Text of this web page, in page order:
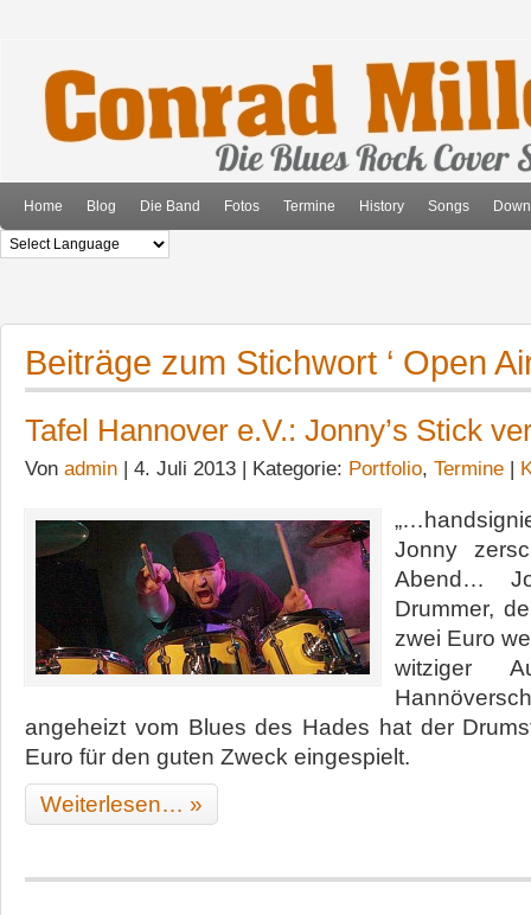
Home Blog Die Band Fotos Termine History Songs
Beiträge zum Stichwort ‘ Open
Tafel Hannover e.V.: Jonny’s Stick
Von admin | 4. Juli 2013 | Kategorie: Portfolio, Termine |
Jonny
Abend…
Drummer,
zwei Euro
witziger
angeheizt vom Blues des Hades hat der
Euro für den guten Zweck eingespielt.
Weiterlesen… »